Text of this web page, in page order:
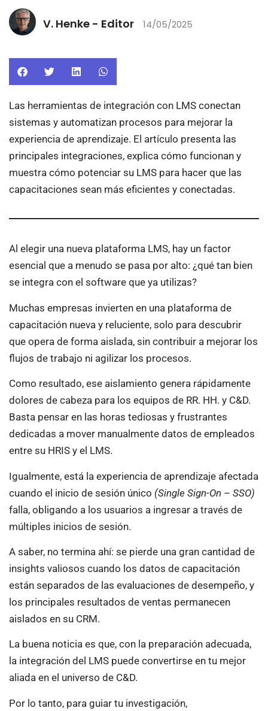
V. Henke - Editor 14/05/2025
Las herramientas de integración con LMS conectan
sistemas y automatizan procesos para mejorar la
experiencia de aprendizaje. El artículo presenta las
principales integraciones, explica cómo funcionan y
muestra cómo potenciar su LMS para hacer que las
capacitaciones sean más eficientes y conectadas.
Al elegir una nueva plataforma LMS, hay un factor
esencial que a menudo se pasa por alto: ¿qué tan bien
se integra con el software que ya utilizas?
Muchas empresas invierten en una plataforma de
capacitación nueva y reluciente, solo para descubrir
que opera de forma aislada, sin contribuir a mejorar los
flujos de trabajo ni agilizar los procesos.
Como resultado, ese aislamiento genera rápidamente
dolores de cabeza para los equipos de RR. HH. y C&D.
Basta pensar en las horas tediosas y frustrantes
dedicadas a mover manualmente datos de empleados
entre su HRIS y el LMS.
Igualmente, está la experiencia de aprendizaje afectada
cuando el inicio de sesión único (Single Sign-On – SSO)
falla, obligando a los usuarios a ingresar a través de
múltiples inicios de sesión.
A saber, no termina ahí: se pierde una gran cantidad de
insights valiosos cuando los datos de capacitación
están separados de las evaluaciones de desempeño, y
los principales resultados de ventas permanecen
aislados en su CRM.
La buena noticia es que, con la preparación adecuada,
la integración del LMS puede convertirse en tu mejor
aliada en el universo de C&D.
Por lo tanto, para guiar tu investigación,